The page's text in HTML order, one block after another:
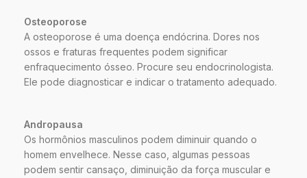
Osteoporose
A osteoporose é uma doença endócrina. Dores nos
ossos e fraturas frequentes podem significar
enfraquecimento ósseo. Procure seu endocrinologista.
Ele pode diagnosticar e indicar o tratamento adequado.
Andropausa
Os hormônios masculinos podem diminuir quando o
homem envelhece. Nesse caso, algumas pessoas
podem sentir cansaço, diminuição da força muscular e